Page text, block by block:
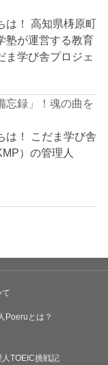
は！ 高知県梼原町
塾が運営する教育
ま学び舎プロジェ
忘録」！魂の曲を
は！ こだま学び舎
）の管理人
Poeruとは？
人TOEIC挑戦記